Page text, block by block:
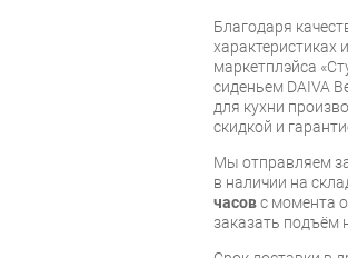
Благодаря
характеристиках
маркетплэйса
сиденьем DAIVA
для кухни
скидкой и
Мы отправляем
в наличии на
часовс момента
заказать подъём